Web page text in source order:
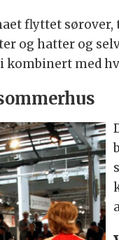
flyttet sørover,
og hatter og
med